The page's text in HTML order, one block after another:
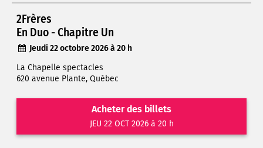
2Frères
En Duo - Chapitre Un
Jeudi 22 octobre 2026 à 20 h
La Chapelle spectacles
620 avenue Plante, Québec
Acheter des billets
JEU 22 OCT 2026 à 20 h